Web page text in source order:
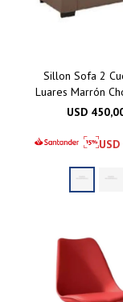
Sillon Sofa 2
Luares Marrón
- Gris
USD
USD